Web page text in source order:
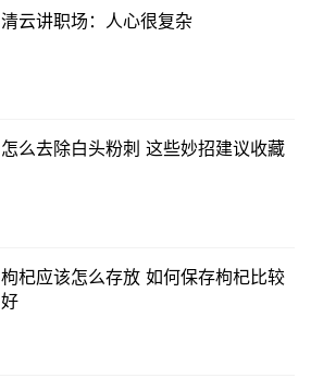
清云讲职场：人心很复杂
怎么去除白头粉刺 这些妙招建议收藏
枸杞应该怎么存放 如何保存枸杞比较
好